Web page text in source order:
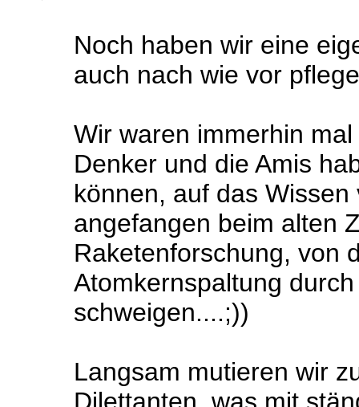
Noch haben wir eine
auch nach wie vor
Wir waren immerhin
Denker und die Amis
können, auf das
angefangen beim alten
Raketenforschung, von
Atomkernspaltung
schweigen....;))
Langsam mutieren wir